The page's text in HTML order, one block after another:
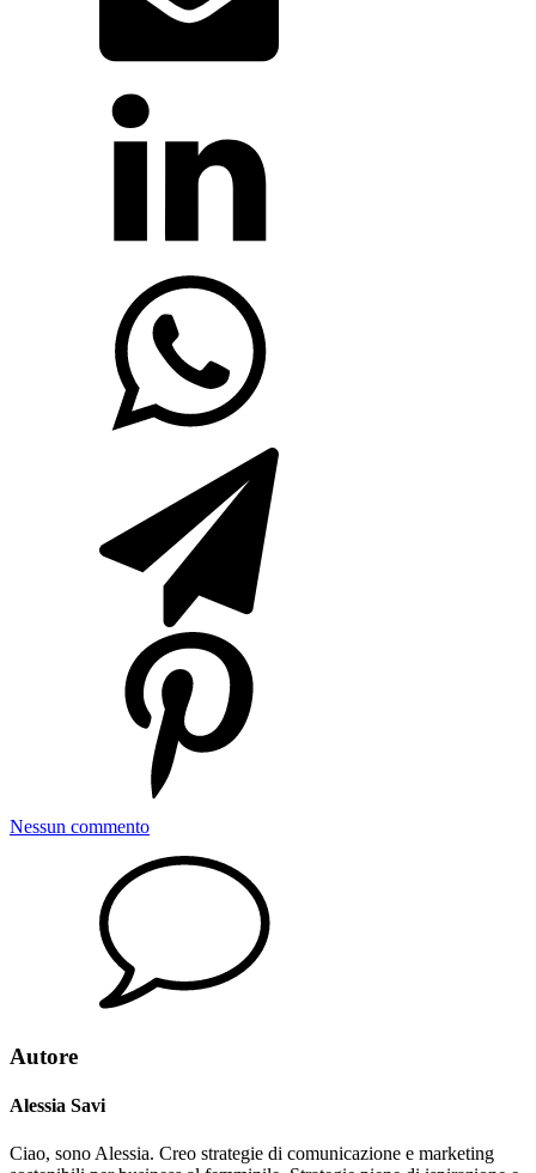
Nessun commento
Autore
Alessia Savi
Ciao, sono Alessia. Creo strategie di comunicazione e marketing